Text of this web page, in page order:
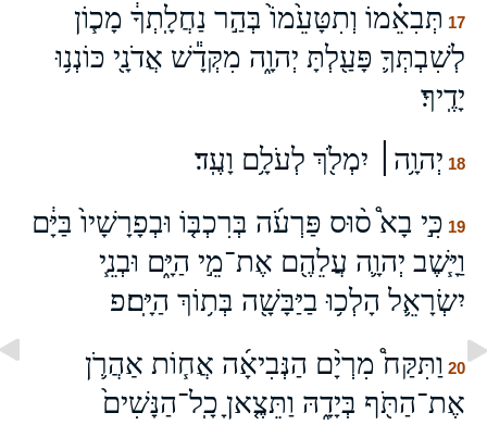
17 תְּבִאֵ֗מוֹ וְתִטָּעֵ֙מוֹ֙ בְּהַ֣ר נַחֲלָֽתְךָ֔ מָכ֧וֹן
לְשִׁבְתְּךָ֛ פָּעַ֖לְתָּ יְהוָ֑ה מִקְּדָ֕שׁ אֲדֹנָ֖י כּוֹנְנ֥וּ
יָדֶֽיךָ׃
18 יְהוָ֥ה׀ יִמְלֹ֖ךְ לְעֹלָ֥ם וָעֶֽד׃
19 כִּ֣י בָא֩ ס֨וּס פַּרְעֹ֜ה בְּרִכְבּ֤וֹ וּבְפָרָשָׁיו֙ בַּיָּ֔ם
וַיָּ֧שֶׁב יְהוָ֛ה עֲלֵהֶ֖ם אֶת־מֵ֣י הַיָּ֑ם וּבְנֵ֧י
יִשְׂרָאֵ֛ל הָלְכ֥וּ בַיַּבָּשָׁ֖ה בְּת֥וֹךְ הַיָּֽם׃פ
20 וַתִּקַּח֩ מִרְיָ֨ם הַנְּבִיאָ֜ה אֲח֧וֹת אַהֲרֹ֛ן
אֶת־הַתֹּ֖ף בְּיָדָ֑הּ וַתֵּצֶ֤אןָ כָֽל־הַנָּשִׁים֙